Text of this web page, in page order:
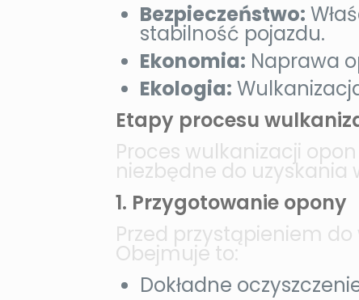
Bezpieczeństwo:
stabilność pojazdu.
Ekonomia: Naprawa
Ekologia:
Etapy procesu
Proces wulkanizacji
niezbędne do uzyskania
1. Przygotowanie opony
Przed przystąpieniem
Obejmuje to:
Dokładne